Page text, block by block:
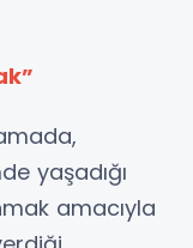
yaşadığı
amacıyla